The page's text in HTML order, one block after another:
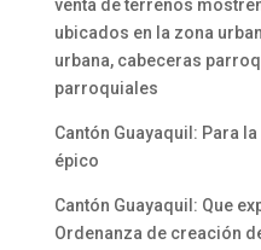
venta de terrenos
ubicados en la zona
urbana, cabeceras
parroquiales
Cantón Guayaquil: Para
épico
Cantón Guayaquil: Que
Ordenanza de creación